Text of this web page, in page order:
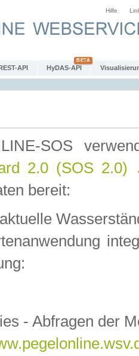
Hilfe
API HyDAS-API
SOS
2.0 (SOS 2.0)
bereit:
- Abfragen der